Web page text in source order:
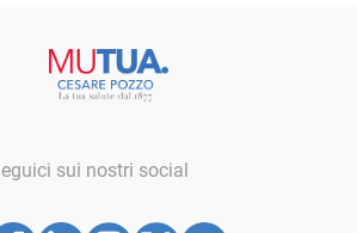
sui nostri social